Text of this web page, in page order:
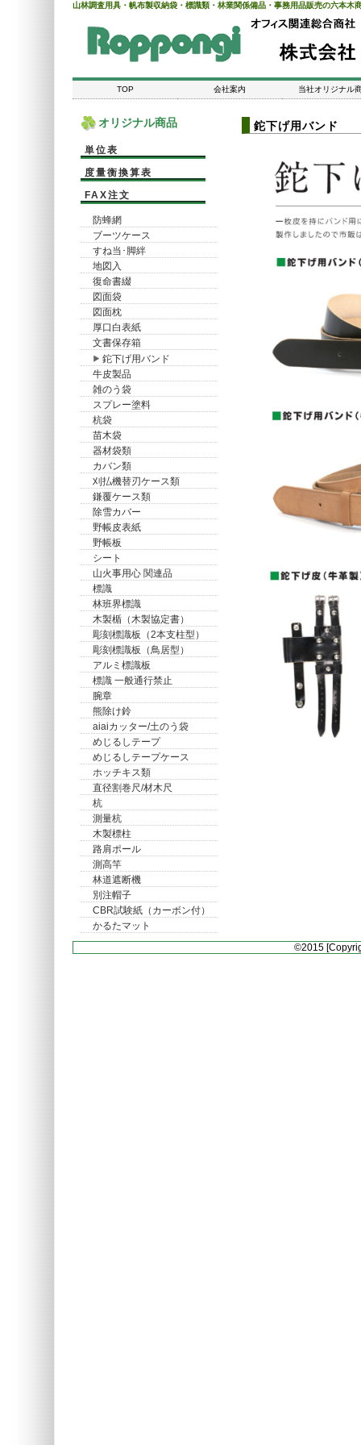
山林調査用具・帆布製収納袋・標識類・林業関係備品・事務用品販売の六本木
TOP 会社案内 当社オリジナル
オリジナル商品
単位表
度量衡換算表
FAX注文
防蜂網
ブーツケース
すね当･脚絆
地図入
復命書綴
図面袋
図面枕
厚口白表紙
文書保存箱
鉈下げ用バンド
牛皮製品
雑のう袋
スプレー塗料
杭袋
苗木袋
器材袋類
カバン類
刈払機替刃ケース類
鎌覆ケース類
除雪カバー
野帳皮表紙
野帳板
シート
山火事用心 関連品
標識
林班界標識
木製楯（木製協定書）
彫刻標識板（2本支柱型）
彫刻標識板（鳥居型）
アルミ標識板
標識 一般通行禁止
腕章
熊除け鈴
aiaiカッター/土のう袋
めじるしテープ
めじるしテープケース
ホッチキス類
直径割巻尺/材木尺
杭
測量杭
木製標柱
路肩ポール
測高竿
林道遮断機
別注帽子
CBR試験紙（カーボン付）
かるたマット
鉈下げ用バンド
©2015